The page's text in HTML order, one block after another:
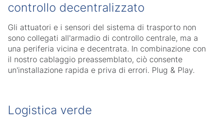
controllo decentralizzato
Gli attuatori e i sensori del sistema di trasporto non
sono collegati all'armadio di controllo centrale, ma a
una periferia vicina e decentrata. In combinazione con
il nostro cablaggio preassemblato, ciò consente
un'installazione rapida e priva di errori. Plug & Play.
Logistica verde